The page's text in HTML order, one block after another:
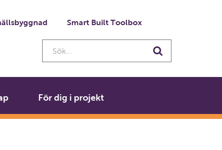
Smart Built Toolbox
Sök
För dig i projekt